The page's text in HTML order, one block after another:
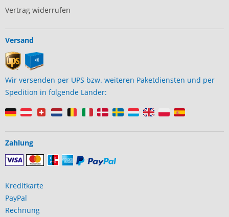
Vertrag widerrufen
Versand
Wir versenden per UPS bzw. weiteren Paketdiensten und per
Spedition in folgende Länder:
Zahlung
Kreditkarte
PayPal
Rechnung